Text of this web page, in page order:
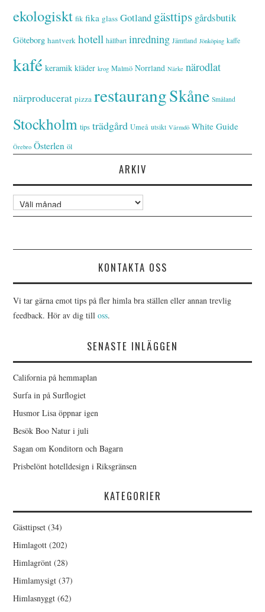
ekologiskt fik fika glass Gotland gästtips gårdsbutik
Göteborg hantverk hotell hållbart inredning Jämtland Jönköping kaffe
kafé keramik kläder krog Malmö Norrland Närke närodlat
närproducerat pizza restaurangSkåne Småland
Stockholm tips trädgård Umeå utsikt Värmdö White Guide
Örebro Österlen öl
ARKIV
Arkiv
KONTAKTA OSS
Vi tar gärna emot tips på fler himla bra ställen eller annan trevlig
feedback. Hör av dig tilloss.
SENASTE INLÄGGEN
California på hemmaplan
Surfa in på Surflogiet
Husmor Lisa öppnar igen
Besök Boo Natur i juli
Sagan om Konditorn och Bagarn
Prisbelönt hotelldesign i Riksgränsen
KATEGORIER
Gästtipset (34)
Himlagott (202)
Himlagrönt (28)
Himlamysigt (37)
Himlasnyggt (62)